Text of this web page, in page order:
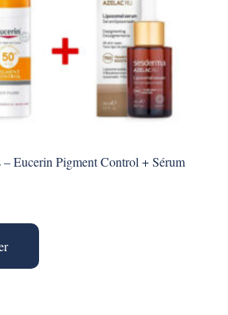
Eucerin Pigment Control + Sérum